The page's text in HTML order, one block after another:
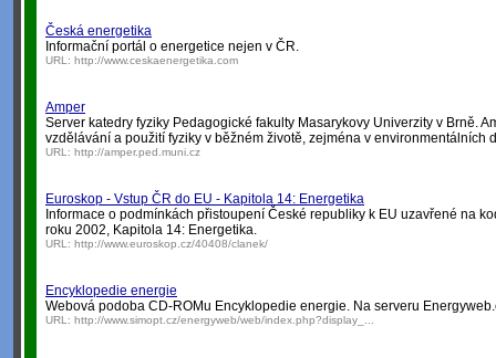
Česká energetika
Informační portál o energetice nejen v ČR.
URL: http://www.ceskaenergetika.com
Amper
Server katedry fyziky Pedagogické fakulty Masarykovy Univerzity v Brně.
vzdělávání a použití fyziky v běžném životě, zejména v environmentálních
URL: http://amper.ped.muni.cz
Euroskop - Vstup ČR do EU - Kapitola 14: Energetika
Informace o podmínkách přistoupení České republiky k EU uzavřené na
roku 2002, Kapitola 14: Energetika.
URL: http://www.euroskop.cz/40408/clanek/
Encyklopedie energie
Webová podoba CD-ROMu Encyklopedie energie. Na serveru
URL: http://www.simopt.cz/energyweb/web/index.php?display_...